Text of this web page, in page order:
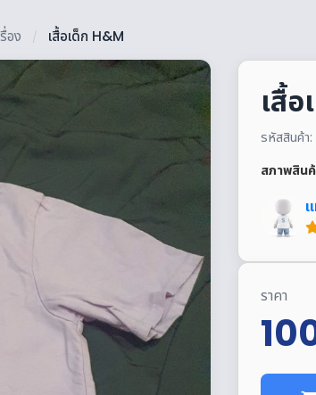
อง / เสื้อเด็ก H&M
เสื้
รหัสสินค้
สภาพสิน
ราคา